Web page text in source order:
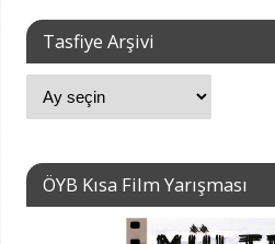
Tasfiye Arşivi
ÖYB Kısa Film Yarışması